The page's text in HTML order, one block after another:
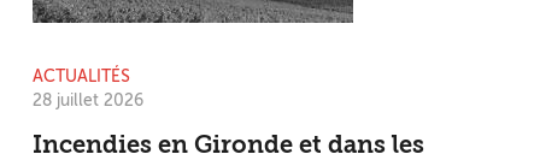
ACTUALITÉS
28 juillet 2026
Incendies en Gironde et dans les